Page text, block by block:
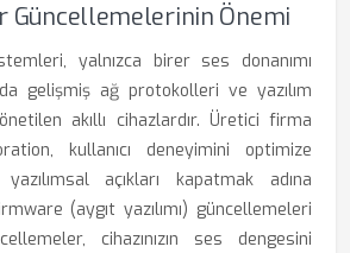
Güncellemelerinin Önemi
yalnızca birer ses donanımı
gelişmiş ağ protokolleri ve yazılım
akıllı cihazlardır. Üretici firma
kullanıcı deneyimini optimize
açıkları kapatmak adına
(aygıt yazılımı) güncellemeleri
cihazınızın ses dengesini